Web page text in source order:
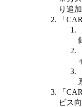
り追
「
「
ビス